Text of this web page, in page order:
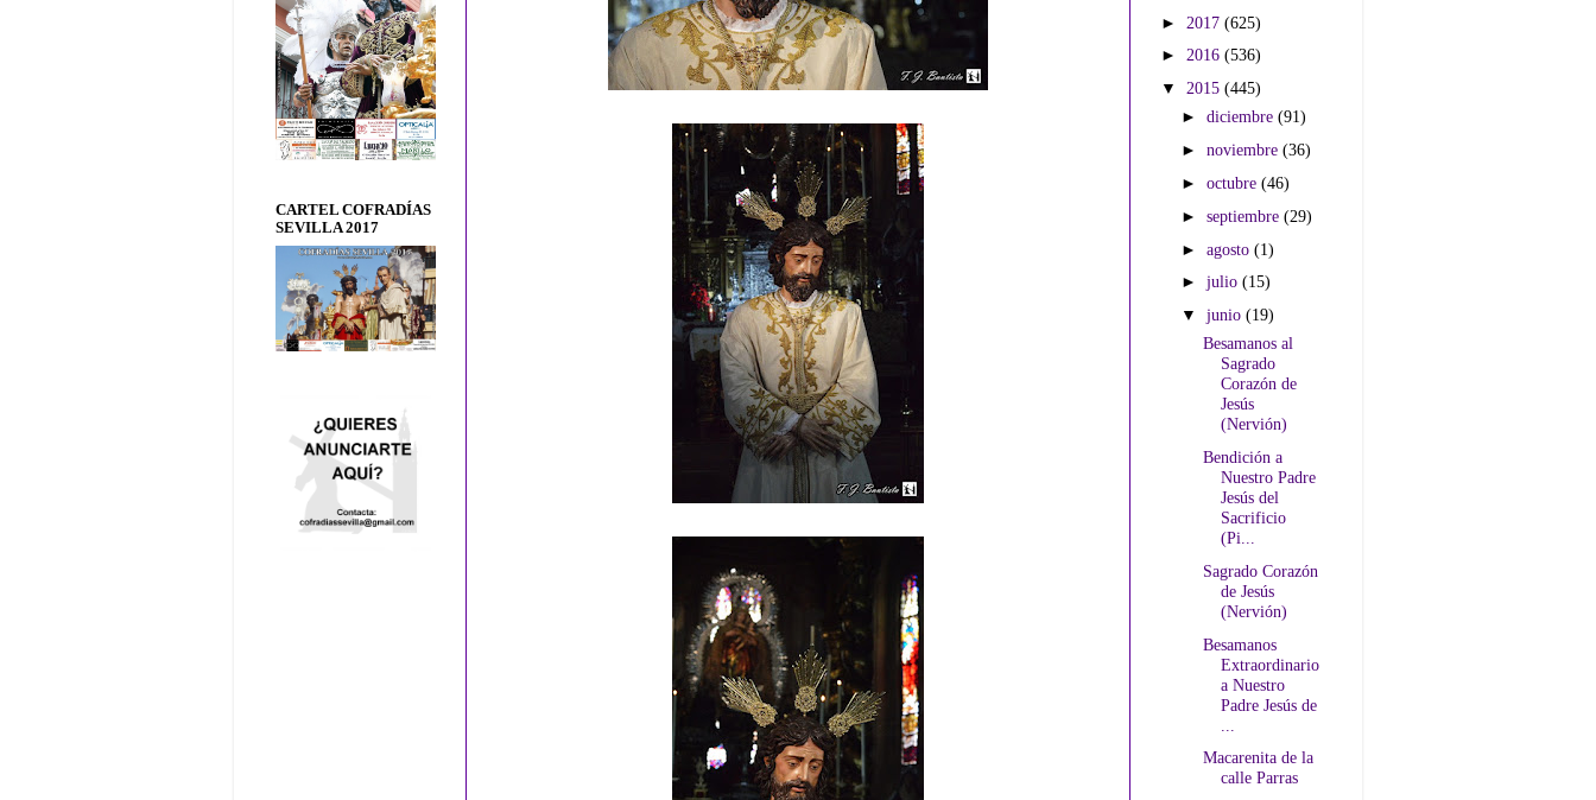
CARTEL COFRADÍAS
SEVILLA 2017
► 2017 (625)
► 2016 (536)
▼ 2015 (445)
►diciembre(91)
►noviembre(36)
►octubre(46)
►septiembre(29)
►agosto(1)
►julio(15)
▼junio(19)
Besamanos al
Sagrado
Corazón de
Jesús
(Nervión)
Bendición a
Nuestro Padre
Jesús del
Sacrificio
(Pi...
Sagrado Corazón
de Jesús
(Nervión)
Besamanos
Extraordinario
a Nuestro
Padre Jesús de
Macarenita de la
calle Parras